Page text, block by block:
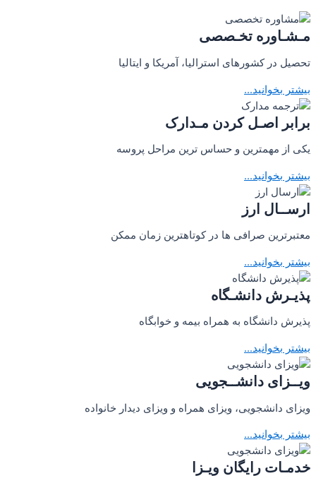
مـشـاوره تخـصصی
تحصیل در کشورهای استرالیا، آمریکا و ایتالیا
بیشتر بخوانید...
برابر اصـل کردن مـدارک
یکی از مهمترین و حساس ترین مراحل پروسه
بیشتر بخوانید...
ارســال ارز
معتبرترین صرافی ها در کوتاهترین زمان ممکن
بیشتر بخوانید...
پذیـرش دانشـگاه
پذیرش دانشگاه به همراه بیمه و خوابگاه
بیشتر بخوانید...
ویــزای دانشــجویی
ویزای دانشجویی، ویزای همراه و ویزای دیدار خانواده
بیشتر بخوانید...
خدمـات رایگان ویـزا